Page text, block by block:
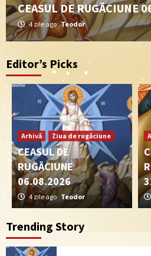
CEASUL DE RUGĂCIUNE
4 zile ago Teodor
Editor’s Picks
Arhivă Ziua de rugăciune
CEASUL DE
RUGĂCIUNE
06.08.2026
4 zile ago Teodor
Trending Story
Arhivă
CEASUL DE
4
Arhivă Ziua de rugăciune
CEASUL DE
5
Actualitate Ziua de